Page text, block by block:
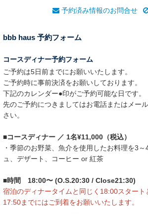
予約済み情報のお問合せ
bbb haus 予約フォーム
コースディナー予約フォーム
ご予約は5日前までにお願いいたします。
ご予約時に事前決済をお願いしております。
下記のカレンダー●印がご予約可能な日です。
先のご予約につきましてはお電話またはメー
さい。
■コースディナー ／ 1名¥11,000（税込）
・季節のお野菜、魚介を使用したお料理を3
ュ、デザート、コーヒー or 紅茶
■時間 18:00〜 (O.S.20:30 / Close21:30)
宿泊のディナータイムと同じく18:00スタート
17:50までにはご到着をお願いいたします。